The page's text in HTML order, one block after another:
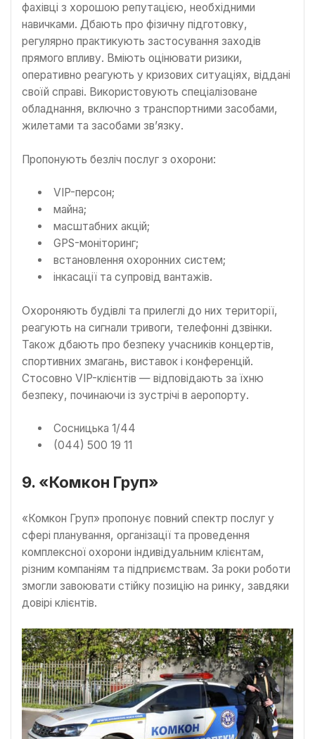
фахівці з хорошою репутацією, необхідними
навичками. Дбають про фізичну підготовку,
регулярно практикують застосування заходів
прямого впливу. Вміють оцінювати ризики,
оперативно реагують у кризових ситуаціях, віддані
своїй справі. Використовують спеціалізоване
обладнання, включно з транспортними засобами,
жилетами та засобами зв’язку.
Пропонують безліч послуг з охорони:
VIP-персон;
майна;
масштабних акцій;
GPS-моніторинг;
встановлення охоронних систем;
інкасації та супровід вантажів.
Охороняють будівлі та прилеглі до них території,
реагують на сигнали тривоги, телефонні дзвінки.
Також дбають про безпеку учасників концертів,
спортивних змагань, виставок і конференцій.
Стосовно VIP-клієнтів — відповідають за їхню
безпеку, починаючи із зустрічі в аеропорту.
Сосницька 1/44
(044) 500 19 11
9. «Комкон Груп»
«Комкон Груп» пропонує повний спектр послуг у
сфері планування, організації та проведення
комплексної охорони індивідуальним клієнтам,
різним компаніям та підприємствам. За роки роботи
змогли завоювати стійку позицію на ринку, завдяки
довірі клієнтів.